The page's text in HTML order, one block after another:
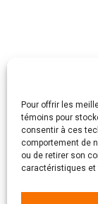
Pour offrir les
témoins pour
consentir à ces
comportement de
ou de retirer son
caractéristiques et